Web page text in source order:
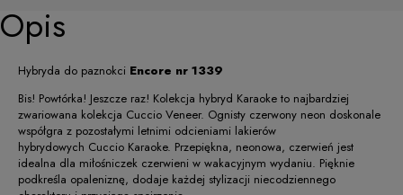
Opis
Hybryda do paznokci Encore nr 1339
Bis! Powtórka! Jeszcze raz! Kolekcja hybryd Karaoke to najbardziej
zwariowana kolekcja Cuccio Veneer. Ognisty czerwony neon doskonale
współgra z pozostałymi letnimi odcieniami lakierów
hybrydowych Cuccio Karaoke. Przepiękna, neonowa, czerwień jest
idealna dla miłośniczek czerwieni w wakacyjnym wydaniu. Pięknie
podkreśla opaleniznę, dodaje każdej stylizacji niecodziennego